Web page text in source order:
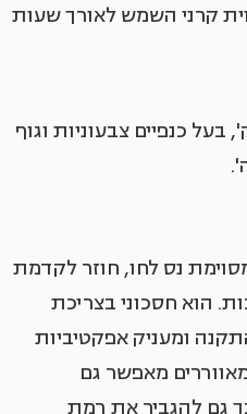
קרני השמש לאורך שעות
כנפיים צבעוניות וגוף
נס לחו, חוזר לקדמת
הוא חסכוני בצריכת
ומעניק אפקטיביות
מאפשר גם
גם להגביר את רמת